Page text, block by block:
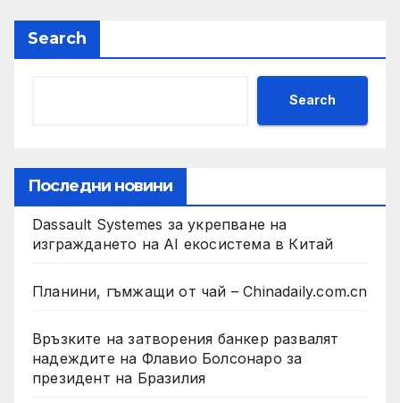
Search
Search
Последни новини
Dassault Systemes за укрепване на
изграждането на AI екосистема в Китай
Планини, гъмжащи от чай – Chinadaily.com.cn
Връзките на затворения банкер развалят
надеждите на Флавио Болсонаро за
президент на Бразилия